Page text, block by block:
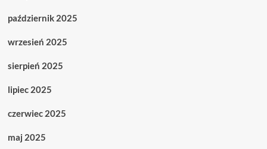
październik 2025
wrzesień 2025
sierpień 2025
lipiec 2025
czerwiec 2025
maj 2025